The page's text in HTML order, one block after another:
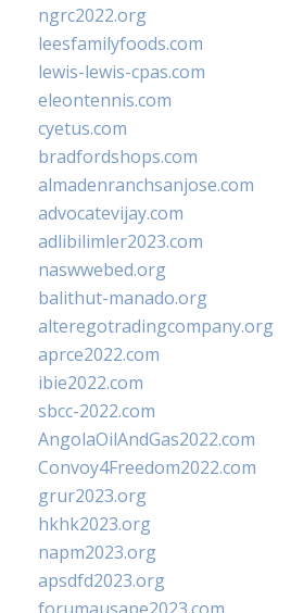
ngrc2022.org
leesfamilyfoods.com
lewis-lewis-cpas.com
eleontennis.com
cyetus.com
bradfordshops.com
almadenranchsanjose.com
advocatevijay.com
adlibilimler2023.com
naswwebed.org
balithut-manado.org
alteregotradingcompany.org
aprce2022.com
ibie2022.com
sbcc-2022.com
AngolaOilAndGas2022.com
Convoy4Freedom2022.com
grur2023.org
hkhk2023.org
napm2023.org
apsdfd2023.org